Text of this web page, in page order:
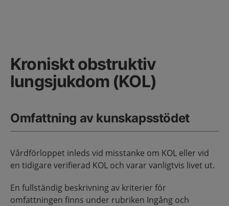
Kroniskt obstruktiv
lungsjukdom (KOL)
Omfattning av kunskapsstödet
Vårdförloppet inleds vid misstanke om KOL eller vid
en tidigare verifierad KOL och varar vanligtvis livet ut.
En fullständig beskrivning av kriterier för
omfattningen finns under rubriken Ingång och